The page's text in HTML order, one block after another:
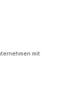
mit